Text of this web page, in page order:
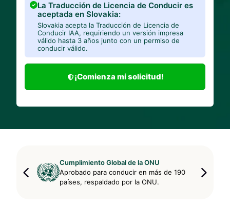
La Traducción de Licencia de Conducir es
aceptada en Slovakia:
Slovakia acepta la Traducción de Licencia de
Conducir IAA, requiriendo un versión impresa
válido hasta 3 años junto con un permiso de
conducir válido.
¡Comienza mi solicitud!
Cumplimiento Global de la ONU
Aprobado para conducir en más de 190
países, respaldado por la ONU.